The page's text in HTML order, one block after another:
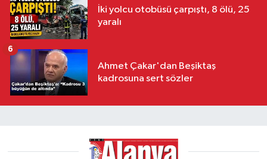
İki yolcu otobüsü çarpıştı, 8 ölü, 25
yaralı
Ahmet Çakar'dan Beşiktaş
kadrosuna sert sözler
6